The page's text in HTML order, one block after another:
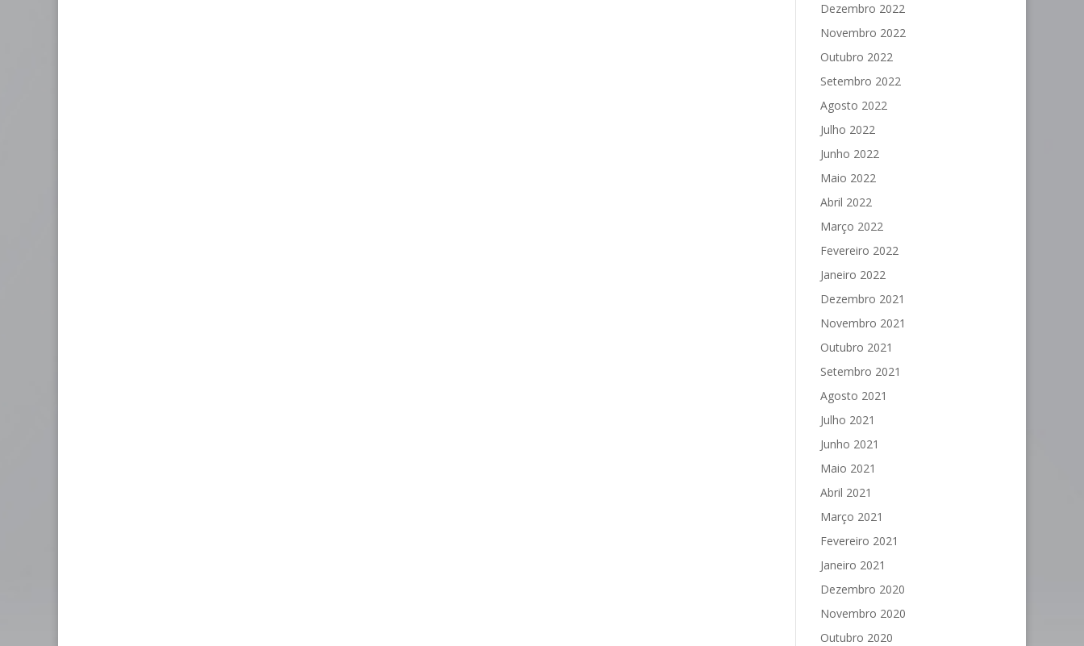
Dezembro 2022
Novembro 2022
Outubro 2022
Setembro 2022
Agosto 2022
Julho 2022
Junho 2022
Maio 2022
Abril 2022
Março 2022
Fevereiro 2022
Janeiro 2022
Dezembro 2021
Novembro 2021
Outubro 2021
Setembro 2021
Agosto 2021
Julho 2021
Junho 2021
Maio 2021
Abril 2021
Março 2021
Fevereiro 2021
Janeiro 2021
Dezembro 2020
Novembro 2020
Outubro 2020